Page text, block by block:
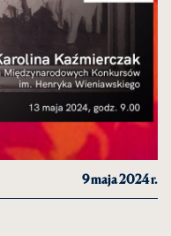
9 maja 2024 r.